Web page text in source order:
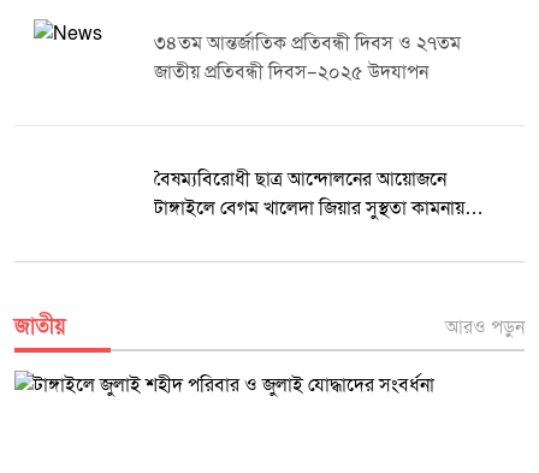
এবং পরিবার পরিকল্পনা সেবার গুরুত্ব তুলে ধরতে গুরুত্বপূর্ণ ভূমিকা রাখবে বলে
বক্তারা আশা প্রকাশ করেন। রফিকুল ইসলাম দৈনিক মুক্তধ্বনি
৩৪তম আন্তর্জাতিক প্রতিবন্ধী দিবস ও ২৭তম
জাতীয় প্রতিবন্ধী দিবস–২০২৫ উদযাপন
বৈষম্যবিরোধী ছাত্র আন্দোলনের আয়োজনে
টাঙ্গাইলে বেগম খালেদা জিয়ার সুস্থতা কামনায়
জাতীয় আরও পড়ুন